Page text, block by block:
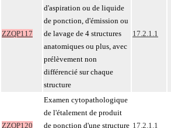
ZZQP117
d'aspiration ou de liquide
de ponction, d'émission ou
de lavage de 4 structures
anatomiques ou plus, avec
prélèvement non
différencié sur chaque
structure
17.2.1.1
ZZQP120
Examen cytopathologique
de l'étalement de produit
de ponction d'une structure 17.2.1.1